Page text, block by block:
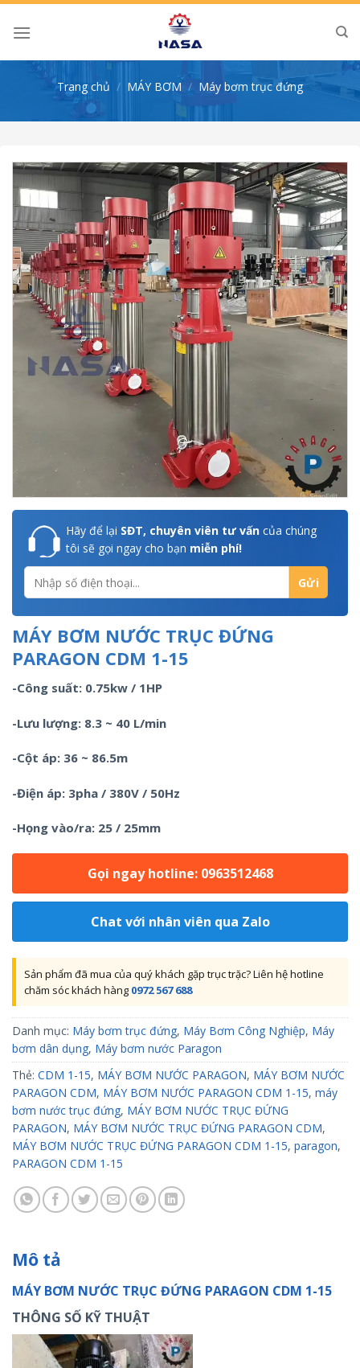
Skip
Trang chủ / MÁY BƠM / Máy bơm trục đứng
Hãy để lại SĐT, chuyên viên tư vấn của chúng
tôi sẽ gọi ngay cho bạn miễn phí!
MÁY BƠM NƯỚC TRỤC ĐỨNG
PARAGON CDM 1-15
-Công suất: 0.75kw / 1HP
-Lưu lượng: 8.3 ~ 40 L/min
-Cột áp: 36 ~ 86.5m
-Điện áp: 3pha / 380V / 50Hz
-Họng vào/ra: 25 / 25mm
Gọi ngay hotline: 0963512468
Chat với nhân viên qua Zalo
Sản phẩm đã mua của quý khách gặp trục trặc? Liên hệ hotline
chăm sóc khách hàng 0972 567 688
Danh mục: Máy bơm trục đứng, Máy Bơm Công Nghiệp, Máy
bơm dân dụng, Máy bơm nước Paragon
Thẻ: CDM 1-15, MÁY BƠM NƯỚC PARAGON, MÁY BƠM NƯỚC
PARAGON CDM, MÁY BƠM NƯỚC PARAGON CDM 1-15, máy
bơm nước trục đứng, MÁY BƠM NƯỚC TRỤC ĐỨNG
PARAGON, MÁY BƠM NƯỚC TRỤC ĐỨNG PARAGON CDM,
MÁY BƠM NƯỚC TRỤC ĐỨNG PARAGON CDM 1-15, paragon,
PARAGON CDM 1-15
Mô tả
MÁY BƠM NƯỚC TRỤC ĐỨNG PARAGON CDM 1-15
THÔNG SỐ KỸ THUẬT